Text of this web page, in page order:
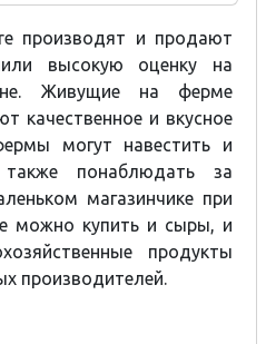
производят и продают
высокую оценку на
Живущие на ферме
качественное и вкусное
могут навестить и
понаблюдать за
магазинчике при
можно купить и сыры, и
продукты
производителей.